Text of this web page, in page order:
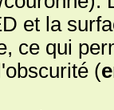
et la
ce qui
(